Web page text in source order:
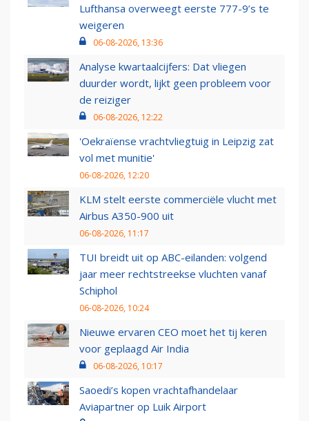
Lufthansa overweegt eerste 777-9’s te
weigeren
06-08-2026, 13:36
Analyse kwartaalcijfers: Dat vliegen
duurder wordt, lijkt geen probleem voor
de reiziger
06-08-2026, 12:22
'Oekraïense vrachtvliegtuig in Leipzig zat
vol met munitie'
06-08-2026, 12:20
KLM stelt eerste commerciële vlucht met
Airbus A350-900 uit
06-08-2026, 11:17
TUI breidt uit op ABC-eilanden: volgend
jaar meer rechtstreekse vluchten vanaf
Schiphol
06-08-2026, 10:24
Nieuwe ervaren CEO moet het tij keren
voor geplaagd Air India
06-08-2026, 10:17
Saoedi’s kopen vrachtafhandelaar
Aviapartner op Luik Airport